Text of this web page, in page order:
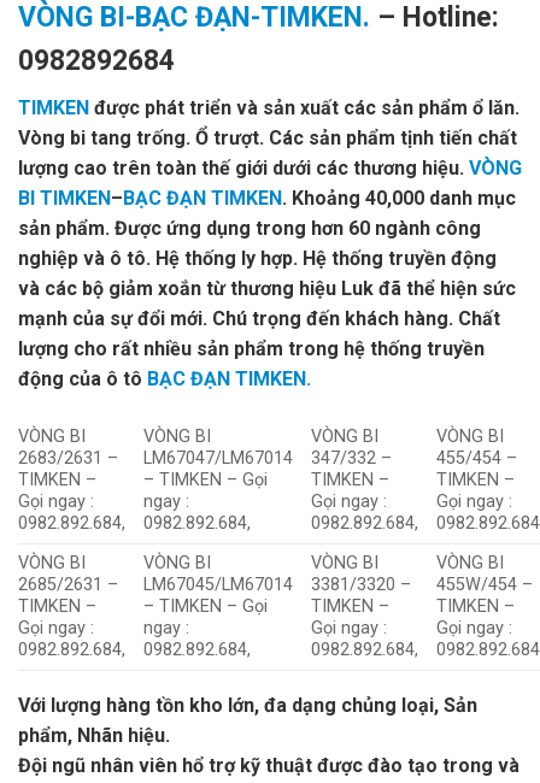
VÒNG BI-BẠC ĐẠN-TIMKEN. – Hotline:
0982892684
TIMKEN được phát triển và sản xuất các sản phẩm ổ lăn.
Vòng bi tang trống. Ổ trượt. Các sản phẩm tịnh tiến chất
lượng cao trên toàn thế giới dưới các thương hiệu. VÒNG
BI TIMKEN–BẠC ĐẠN TIMKEN. Khoảng 40,000 danh mục
sản phẩm. Được ứng dụng trong hơn 60 ngành công
nghiệp và ô tô. Hệ thống ly hợp. Hệ thống truyền động
và các bộ giảm xoắn từ thương hiệu Luk đã thể hiện sức
mạnh của sự đổi mới. Chú trọng đến khách hàng. Chất
lượng cho rất nhiều sản phẩm trong hệ thống truyền
động của ô tô BẠC ĐẠN TIMKEN.
VÒNG BI
2683/2631 –
TIMKEN –
Gọi ngay :
0982.892.684,
VÒNG BI
LM67047/LM67014
– TIMKEN – Gọi
ngay :
0982.892.684,
VÒNG BI
347/332 –
TIMKEN –
Gọi ngay :
0982.892.684,
VÒNG BI
455/454 –
TIMKEN –
Gọi ngay :
VÒNG BI
2685/2631 –
TIMKEN –
Gọi ngay :
0982.892.684,
VÒNG BI
LM67045/LM67014
– TIMKEN – Gọi
ngay :
0982.892.684,
VÒNG BI
3381/3320 –
TIMKEN –
Gọi ngay :
0982.892.684,
VÒNG BI
455W/454 –
TIMKEN –
Gọi ngay :
Với lượng hàng tồn kho lớn, đa dạng chủng loại, Sản
phẩm, Nhãn hiệu.
Đội ngũ nhân viên hổ trợ kỹ thuật được đào tạo trong và